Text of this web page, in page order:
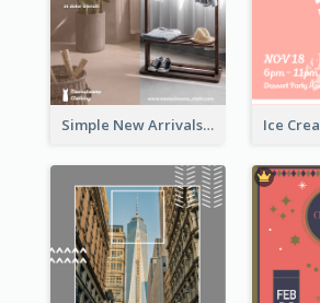
Simple New Arrivals Flyer For The Coming Year